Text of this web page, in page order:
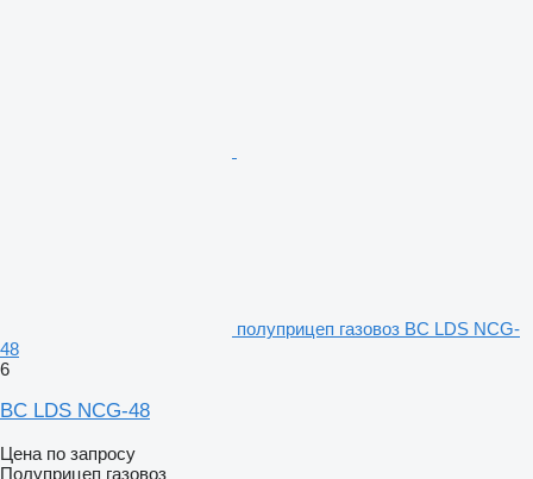
полуприцеп газовоз BC LDS NCG-
48
6
BC LDS NCG-48
Цена по запросу
Полуприцеп газовоз